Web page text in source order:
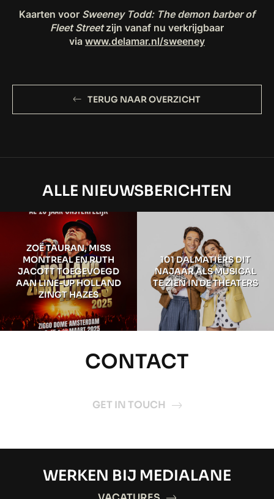
Kaarten voor Sweeney Todd: The demon barber of
Fleet Streetzijn vanaf nu verkrijgbaar
viawww.delamar.nl/sweeney
TERUG NAAR OVERZICHT
ALLE NIEUWSBERICHTEN
ZOË TAURAN, MISS
MONTREAL EN RUTH
JACOTT TOEGEVOEGD
AAN LINE-UP HOLLAND
ZINGT HAZES
101 DALMATIËRS DIT
NAJAAR ALS MUSICAL
TE ZIEN IN DE THEATERS
CONTACT
GET IN TOUCH
WERKEN BIJ MEDIALANE